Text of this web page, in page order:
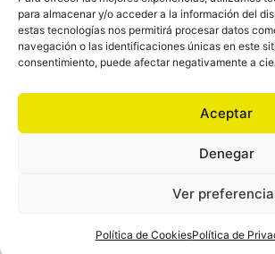
para almacenar y/o acceder a la información del
estas tecnologías nos permitirá procesar datos
navegación o las identificaciones únicas en este
consentimiento, puede afectar negativamente a
Aceptar
Denegar
Ver
Política de CookiesPolítica de
Aviso LegalPolítica de CookiesPolítica
Declaración de Accesibilidad